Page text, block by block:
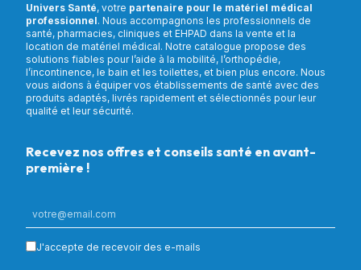
Univers Santé, votre partenaire pour le matériel médical
professionnel. Nous accompagnons les professionnels de
santé, pharmacies, cliniques et EHPAD dans la vente et la
location de matériel médical. Notre catalogue propose des
solutions fiables pour l’aide à la mobilité, l’orthopédie,
l’incontinence, le bain et les toilettes, et bien plus encore. Nous
vous aidons à équiper vos établissements de santé avec des
produits adaptés, livrés rapidement et sélectionnés pour leur
qualité et leur sécurité.
Recevez nos offres et conseils santé en avant-
première !
J'accepte de recevoir des e-mails